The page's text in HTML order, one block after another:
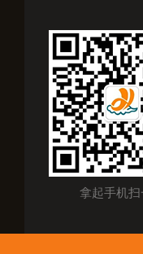
拿起手机扫